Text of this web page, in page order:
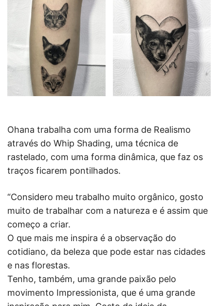
Ohana trabalha com uma forma de Realismo
através do Whip Shading, uma técnica de
rastelado, com uma forma dinâmica, que faz os
traços ficarem pontilhados.
“Considero meu trabalho muito orgânico, gosto
muito de trabalhar com a natureza e é assim que
começo a criar.
O que mais me inspira é a observação do
cotidiano, da beleza que pode estar nas cidades
e nas florestas.
Tenho, também, uma grande paixão pelo
movimento Impressionista, que é uma grande